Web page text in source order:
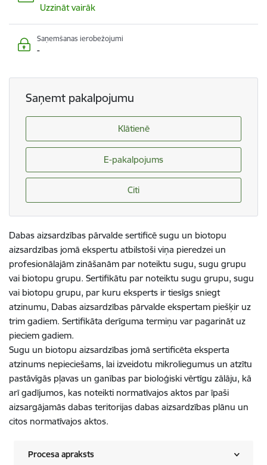
Uzzināt vairāk
Saņemšanas ierobežojumi
-
Saņemt pakalpojumu
Klātienē
E-pakalpojums
Citi
Dabas aizsardzības pārvalde sertificē sugu un biotopu
aizsardzības jomā ekspertu atbilstoši viņa pieredzei un
profesionālajām zināšanām par noteiktu sugu, sugu grupu
vai biotopu grupu. Sertifikātu par noteiktu sugu grupu, sugu
vai biotopu grupu, par kuru eksperts ir tiesīgs sniegt
atzinumu, Dabas aizsardzības pārvalde ekspertam piešķir uz
trim gadiem. Sertifikāta derīguma termiņu var pagarināt uz
pieciem gadiem.
Sugu un biotopu aizsardzības jomā sertificēta eksperta
atzinums nepieciešams, lai izveidotu mikroliegumus un atzītu
pastāvīgās pļavas un ganības par bioloģiski vērtīgu zālāju, kā
arī gadījumos, kas noteikti normatīvajos aktos par īpaši
aizsargājamās dabas teritorijas dabas aizsardzības plānu un
citos normatīvajos aktos.
Procesa apraksts